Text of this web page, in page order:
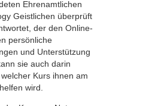
Ehrenamtlichen
Geistlichen überprüft
der den Online-
persönliche
und Unterstützung
sie auch darin
Kurs ihnen am
wird.